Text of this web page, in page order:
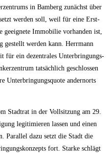
in Bam­berg zunächst über
wer­den soll, weil für eine Erst­
geeig­ne­te Immo­bi­lie vor­han­den ist,
gestellt wer­den kann. Herr­mann
für ein dezen­tra­les Unter­brin­gungs­
tat­säch­lich geschlos­sen
Unter­brin­gungs­quo­te andern­orts
Stadt­rat in der Voll­sit­zung am 29.
legi­ti­mie­ren las­sen und einen
Par­al­lel dazu setzt die Stadt die
fort. Star­ke schlägt